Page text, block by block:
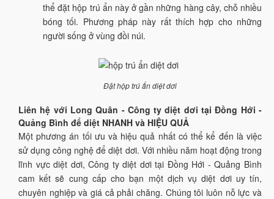
thể đặt hộp trú ẩn này ở gần những hàng cây, chỗ nhiều
bóng tối. Phương pháp này rất thích hợp cho những
người sống ở vùng đồi núi.
Đặt hộp trú ẩn diệt dơi
Liên hệ với Long Quân - Công ty diệt dơi tại Đồng Hới -
Quảng Bình để diệt NHANH và HIỆU QUẢ
Một phương án tối ưu và hiệu quả nhất có thể kể đến là việc
sử dụng công nghệ để diệt dơi. Với nhiều năm hoạt động trong
lĩnh vực diệt dơi, Công ty diệt dơi tại Đồng Hới - Quảng Bình
cam kết sẽ cung cấp cho bạn một dịch vụ diệt dơi uy tín,
chuyên nghiệp và giá cả phải chăng. Chúng tôi luôn nỗ lực và